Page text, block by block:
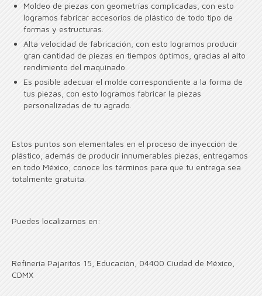
Moldeo de piezas con geometrías complicadas, con esto
logramos fabricar accesorios de plástico de todo tipo de
formas y estructuras.
Alta velocidad de fabricación, con esto logramos producir
gran cantidad de piezas en tiempos óptimos, gracias al alto
rendimiento del maquinado.
Es posible adecuar el molde correspondiente a la forma de
tus piezas, con esto logramos fabricar la piezas
personalizadas de tu agrado.
Estos puntos son elementales en el proceso de inyección de
plástico, además de producir innumerables piezas, entregamos
en todo México, conoce los términos para que tu entrega sea
totalmente gratuita.
Puedes localizarnos en:
Refinería Pajaritos 15, Educación, 04400 Ciudad de México,
CDMX